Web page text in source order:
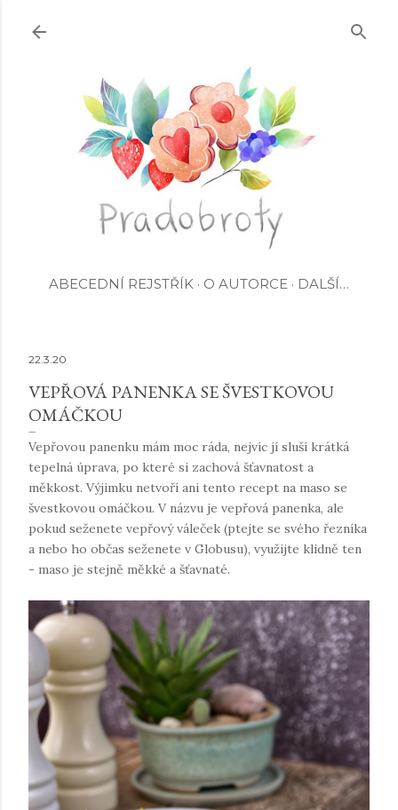
ABECEDNÍ REJSTŘÍK O AUTORCE DALŠÍ…
22.3.20
VEPŘOVÁ PANENKA SE ŠVESTKOVOU
OMÁČKOU
Vepřovou panenku mám moc ráda, nejvíc jí sluší krátká
tepelná úprava, po které si zachová šťavnatost a
měkkost. Výjimku netvoří ani tento recept na maso se
švestkovou omáčkou. V názvu je vepřová panenka, ale
pokud seženete vepřový váleček (ptejte se svého řezníka
a nebo ho občas seženete v Globusu), využijte klidně ten
- maso je stejně měkké a šťavnaté.